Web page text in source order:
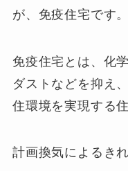
が、免疫住宅です。
免疫住宅とは、化
ダストなどを抑え
住環境を実現する
計画換気によるき